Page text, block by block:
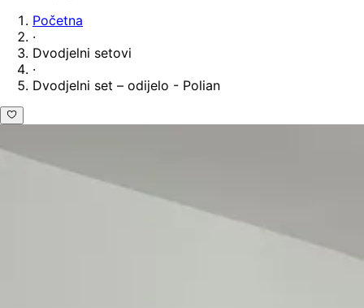
Početna
·
Dvodjelni setovi
·
Dvodjelni set – odijelo - Polian